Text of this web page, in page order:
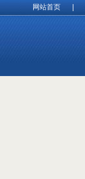
网站首页